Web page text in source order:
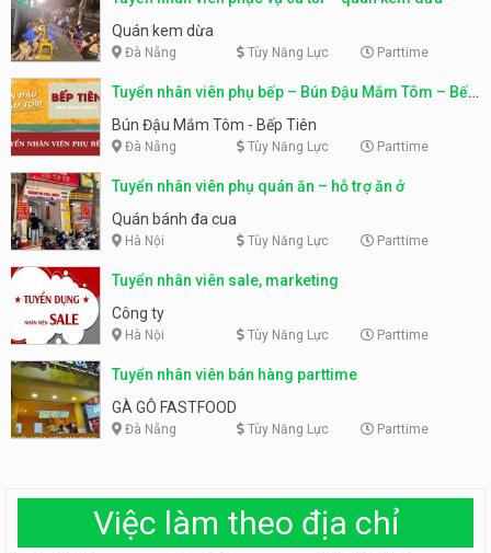
Quán kem dừa
Đà Nẵng Tùy Năng Lực Parttime
Tuyển nhân viên phụ bếp – Bún Đậu Mắm Tôm – Bếp
Tiên
Bún Đậu Mắm Tôm - Bếp Tiên
Đà Nẵng Tùy Năng Lực Parttime
Tuyển nhân viên phụ quán ăn – hỗ trợ ăn ở
Quán bánh đa cua
Hà Nội Tùy Năng Lực Parttime
Tuyển nhân viên sale, marketing
Công ty
Hà Nội Tùy Năng Lực Parttime
Tuyển nhân viên bán hàng parttime
GÀ GÔ FASTFOOD
Đà Nẵng Tùy Năng Lực Parttime
Việc làm theo địa chỉ